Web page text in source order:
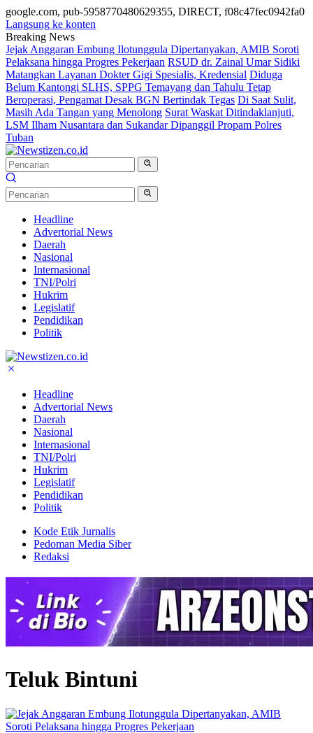
google.com, pub-5958770480629355, DIRECT, f08c47fec0942fa0
Langsung ke konten
Breaking News
Jejak Anggaran Embung Ilotunggula Dipertanyakan, AMIB Soroti
Pelaksana hingga Progres Pekerjaan RSUD dr. Zainal Umar Sidiki
Matangkan Layanan Dokter Gigi Spesialis, Kredensial Diduga
Belum Kantongi SLHS, SPPG Temayang dan Tahulu Tetap
Beroperasi, Pengamat Desak BGN Bertindak Tegas Di Saat Sulit,
Masih Ada Tangan yang Menolong Surat Waskat Ditindaklanjuti,
LSM Ilham Nusantara dan Sukandar Dipanggil Propam Polres
Tuban
Headline
Advertorial News
Daerah
Nasional
Internasional
TNI/Polri
Hukrim
Legislatif
Pendidikan
Politik
Headline
Advertorial News
Daerah
Nasional
Internasional
TNI/Polri
Hukrim
Legislatif
Pendidikan
Politik
Kode Etik Jurnalis
Pedoman Media Siber
Redaksi
Teluk Bintuni